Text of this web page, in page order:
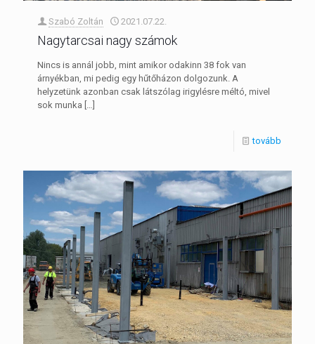
Szabó Zoltán 2021.07.22.
Nagytarcsai nagy számok
Nincs is annál jobb, mint amikor odakinn 38 fok van
árnyékban, mi pedig egy hűtőházon dolgozunk. A
helyzetünk azonban csak látszólag irigylésre méltó, mivel
sok munka […]
tovább